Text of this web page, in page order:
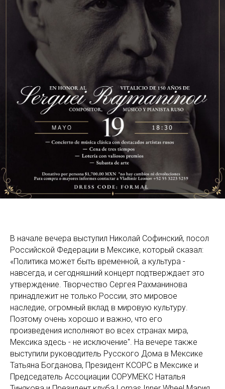
В начале вечера выступил Николай Софинский, посол
Российской Федерации в Мексике, который сказал:
«Политика может быть временной, а культура -
навсегда, и сегодняшний концерт подтверждает это
утверждение. Творчество Сергея Рахманинова
принадлежит не только России, это мировое
наследие, огромный вклад в мировую культуру.
Поэтому очень хорошо и важно, что его
произведения исполняют во всех странах мира,
Мексика здесь - не исключение". На вечере также
выступили руководитель Русского Дома в Мексике
Татьяна Богданова, Президент КСОРС в Мексике и
Председатель Ассоциации СОРУМЕКС Наталья